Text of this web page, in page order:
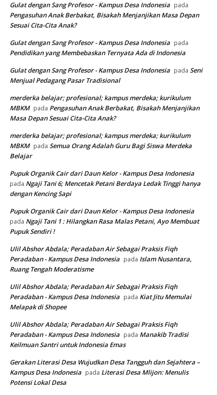
Gulat dengan Sang Profesor - Kampus Desa Indonesia pada
Pengasuhan Anak Berbakat, Bisakah Menjanjikan Masa Depan
Sesuai Cita-Cita Anak?
Gulat dengan Sang Profesor - Kampus Desa Indonesia pada
Pendidikan yang Membebaskan Ternyata Ada di Indonesia
Gulat dengan Sang Profesor - Kampus Desa Indonesia pada Seni
Menjual Pedagang Pasar Tradisional
merderka belajar; profesional; kampus merdeka; kurikulum
MBKM pada Pengasuhan Anak Berbakat, Bisakah Menjanjikan
Masa Depan Sesuai Cita-Cita Anak?
merderka belajar; profesional; kampus merdeka; kurikulum
MBKM pada Semua Orang Adalah Guru Bagi Siswa Merdeka
Belajar
Pupuk Organik Cair dari Daun Kelor - Kampus Desa Indonesia
pada Ngaji Tani 6; Mencetak Petani Berdaya Ledak Tinggi hanya
dengan Kencing Sapi
Pupuk Organik Cair dari Daun Kelor - Kampus Desa Indonesia
pada Ngaji Tani 1 : Hilangkan Rasa Malas Petani, Ayo Membuat
Pupuk Sendiri !
Ulil Abshor Abdala; Peradaban Air Sebagai Praksis Fiqh
Peradaban - Kampus Desa Indonesia pada Islam Nusantara,
Ruang Tengah Moderatisme
Ulil Abshor Abdala; Peradaban Air Sebagai Praksis Fiqh
Peradaban - Kampus Desa Indonesia pada Kiat Jitu Memulai
Melapak di Shopee
Ulil Abshor Abdala; Peradaban Air Sebagai Praksis Fiqh
Peradaban - Kampus Desa Indonesia pada Manakib Tradisi
Keilmuan Santri untuk Indonesia Emas
Gerakan Literasi Desa Wujudkan Desa Tangguh dan Sejahtera –
Kampus Desa Indonesia pada Literasi Desa Mlijon: Menulis
Potensi Lokal Desa